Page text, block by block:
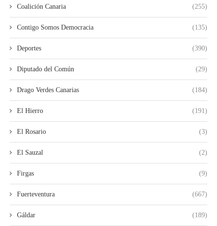
Coalición Canaria (255)
Contigo Somos Democracia (135)
Deportes (390)
Diputado del Común (29)
Drago Verdes Canarias (184)
El Hierro (191)
El Rosario (3)
El Sauzal (2)
Firgas (9)
Fuerteventura (667)
Gáldar (189)